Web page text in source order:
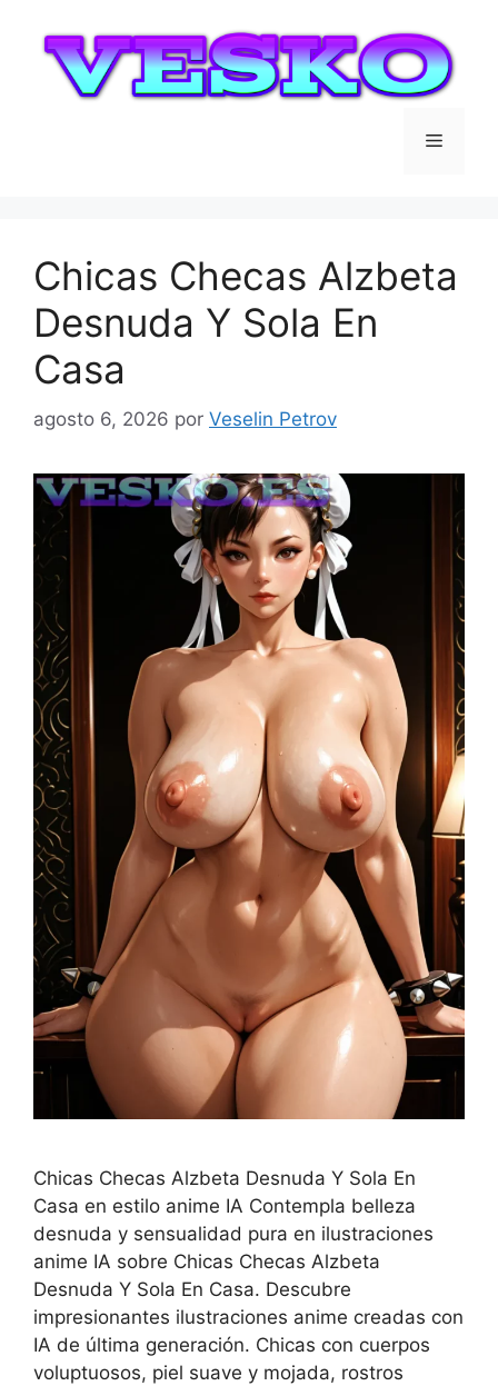
contenido
Menú
Chicas Checas Alzbeta
Desnuda Y Sola En
Casa
agosto 6, 2026 por Veselin Petrov
Chicas Checas Alzbeta Desnuda Y Sola En
Casa en estilo anime IA Contempla belleza
desnuda y sensualidad pura en ilustraciones
anime IA sobre Chicas Checas Alzbeta
Desnuda Y Sola En Casa. Descubre
impresionantes ilustraciones anime creadas con
IA de última generación. Chicas con cuerpos
voluptuosos, piel suave y mojada, rostros